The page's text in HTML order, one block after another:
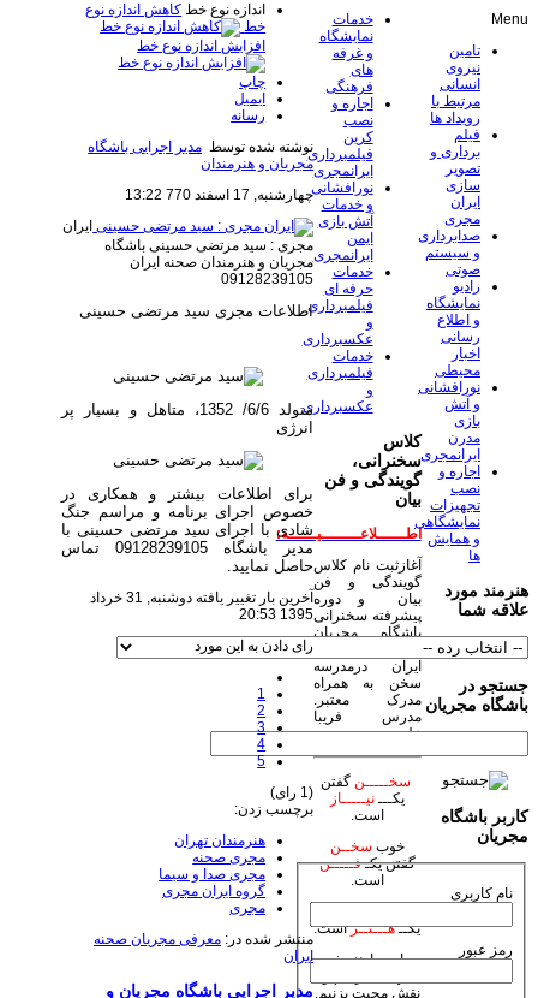
اندازه نوع خط کاهش اندازه نوع
خط
افزایش اندازه نوع خط
چاپ
ایمیل
رسانه
نوشته شده توسط مدیر اجرایی باشگاه
مجریان و هنرمندان
چهارشنبه, 17 اسفند 770 13:22
ایران
مجری : سید مرتضی حسینی باشگاه
مجریان و هنرمندان صحنه ایران
09128239105
اطلاعات مجری سید مرتضی حسینی
متولد 6/6/ 1352، متاهل و بسیار پر
انرژی
برای اطلاعات بیشتر و همکاری در
خصوص اجرای برنامه و مراسم جنگ
شادی با اجرای سید مرتضی حسینی با
مدیر باشگاه 09128239105 تماس
حاصل نمایید.
آخرین بار تغییر یافته دوشنبه, 31 خرداد
1395 20:53
رای دادن به این مورد
1
2
3
4
5
(1 رای)
برچسب زدن:
هنرمندان تهران
مجری صحنه
مجری صدا و سیما
گروه ایران مجری
مجری
منتشر شده در: معرفی مجریان صحنه
ایران
مدیر اجرایی باشگاه مجریان و
خدمات
نمایشگاه
و غرفه
های
فرهنگی
اجاره و
نصب
کرین
فیلمبرداری
ایرانمجری
نورافشانی
و خدمات
آتش بازی
ایمن
ایرانمجری
خدمات
حرفه ای
فیلمبرداری
و
عکسبرداری
خدمات
فیلمبرداری
و
عکسبرداری
کلاس
سخنرانی،
گویندگی و فن
بیان
اطــــــلاعــــــــیــــــه:
آغازثبت نام کلاس
گویندگی و فن
بیان و دوره
پیشرفته سخنرانی
باشگاه مجریان
ایران درمدرسه
سخن به همراه
مدرک معتبر.
مدرس فریبا
علومی یزدی
سخـــــن گفتن
یکـــنیـــــاز
است.
خوب سخــن
گفتن یکـفـــــن
است.
یکــهـــنــراست.
بیاییم با هنر خود
نقش محبت بزنیم.
Menu
تامین
نیروی
انسانی
مرتبط با
رویداد ها
فیلم
برداری و
تصویر
سازی
ایران
مجری
صدابرداری
و سیستم
صوتی
رادیو
نمایشگاه
و اطلاع
رسانی
اخبار
محیطی
نورافشانی
و آتش
بازی
مدرن
ایرانمجری
اجاره و
نصب
تجهیزات
نمایشگاهی
و همایش
ها
هنرمند مورد
علاقه شما
جستجو در
باشگاه مجریان
کاربر باشگاه
مجریان
نام کاربری
رمز عبور